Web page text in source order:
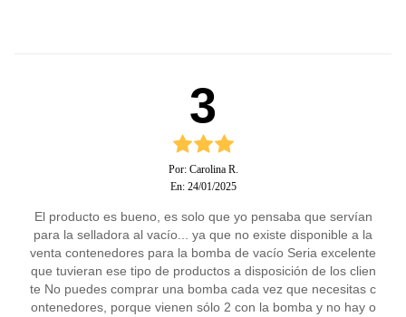
3
Por: Carolina R.
En: 24/01/2025
El producto es bueno, es solo que yo pensaba que servían
para la selladora al vacío... ya que no existe disponible a la
venta contenedores para la bomba de vacío Seria excelente
que tuvieran ese tipo de productos a disposición de los clien
te No puedes comprar una bomba cada vez que necesitas c
ontenedores, porque vienen sólo 2 con la bomba y no hay o